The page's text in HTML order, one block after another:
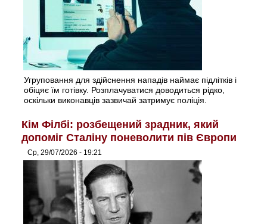
Угруповання для здійснення нападів наймає підлітків і
обіцяє їм готівку. Розплачуватися доводиться рідко,
оскільки виконавців зазвичай затримує поліція.
Кім Філбі: розбещений зрадник, який
допоміг Сталіну поневолити пів Європи
Ср, 29/07/2026 - 19:21